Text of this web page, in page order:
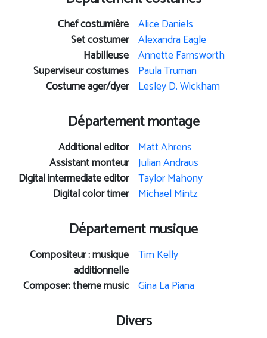
Chef costumière Alice Daniels
Set costumer Alexandra Eagle
Habilleuse Annette Farnsworth
Superviseur costumes Paula Truman
Costume ager/dyer Lesley D. Wickham
Département montage
Additional editor Matt Ahrens
Assistant monteur Julian Andraus
Digital intermediate editor Taylor Mahony
Digital color timer Michael Mintz
Département musique
Compositeur : musique
additionnelle
Tim Kelly
Composer: theme music Gina La Piana
Divers